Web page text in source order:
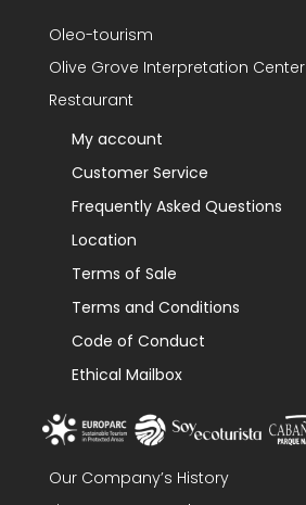
Oleo-tourism
Olive Grove Interpretation Center
Restaurant
My account
Customer Service
Frequently Asked Questions
Location
Terms of Sale
Terms and Conditions
Code of Conduct
Ethical Mailbox
Our Company’s History